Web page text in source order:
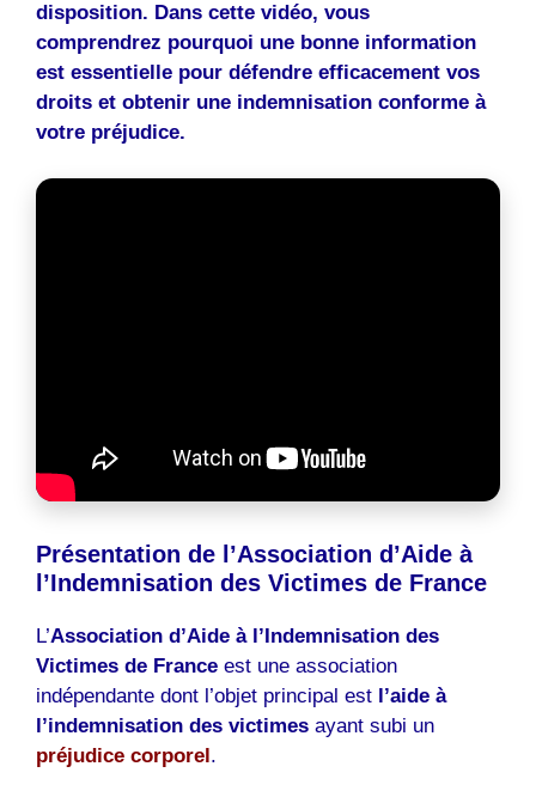
disposition. Dans cette vidéo, vous
comprendrez pourquoi une bonne information
est essentielle pour défendre efficacement vos
droits et obtenir une indemnisation conforme à
votre préjudice.
Présentation de l’Association d’Aide à
l’Indemnisation des Victimes de France
L’Association d’Aide à l’Indemnisation des
Victimes de France est une association
indépendante dont l’objet principal est l’aide à
l’indemnisation des victimes ayant subi un
préjudice corporel.